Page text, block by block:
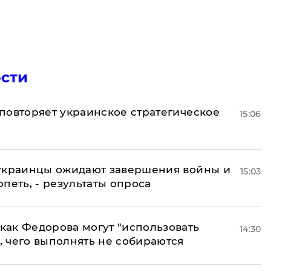
украинское стратегическое
15:06
ожидают завершения войны и
- результаты опроса
15:03
Федорова могут "использовать
выполнять не собираются
14:30